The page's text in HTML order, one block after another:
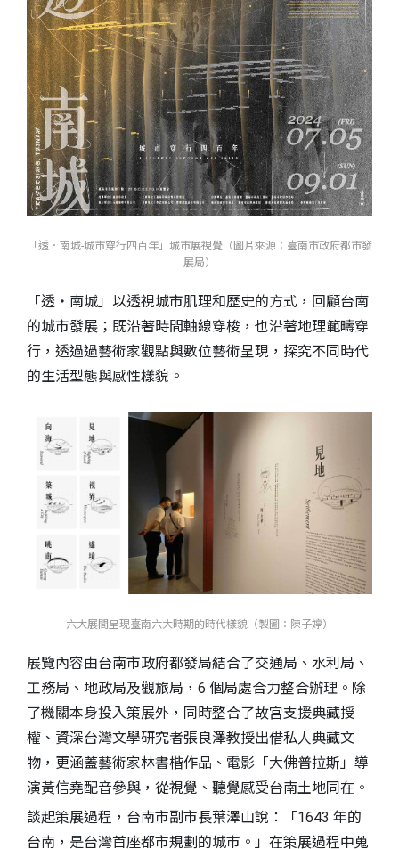
「透．南城-城市穿行四百年」城市展視覺（圖片來源：臺南市政府都市發
展局）
「透・南城」以透視城市肌理和歷史的方式，回顧台南
的城市發展；既沿著時間軸線穿梭，也沿著地理範疇穿
行，透過過藝術家觀點與數位藝術呈現，探究不同時代
的生活型態與感性樣貌。
六大展間呈現臺南六大時期的時代樣貌（製圖：陳子婷）
展覽內容由台南市政府都發局結合了交通局、水利局、
工務局、地政局及觀旅局，6 個局處合力整合辦理。除
了機關本身投入策展外，同時整合了故宮支援典藏授
權、資深台灣文學研究者張良澤教授出借私人典藏文
物，更涵蓋藝術家林書楷作品、電影「大佛普拉斯」導
演黃信堯配音參與，從視覺、聽覺感受台南土地同在。
談起策展過程，台南市副市長葉澤山說：「1643 年的
台南，是台灣首座都市規劃的城市。」在策展過程中蒐